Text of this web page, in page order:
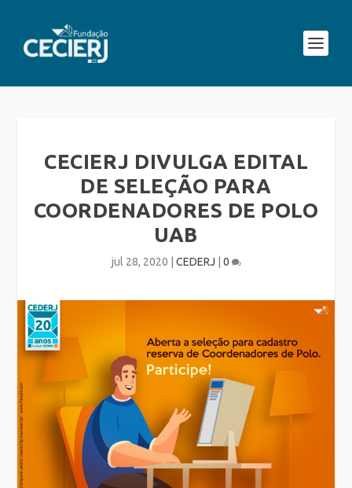
CECIERJ DIVULGA EDITAL
DE SELEÇÃO PARA
COORDENADORES DE POLO
UAB
jul 28, 2020 CEDERJ 0